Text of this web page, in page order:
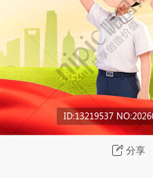
分享